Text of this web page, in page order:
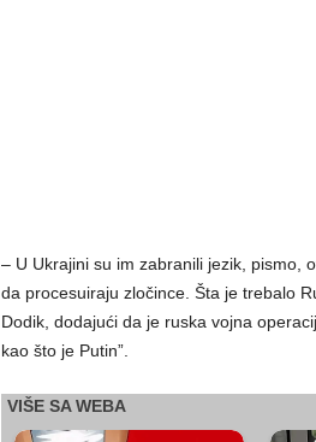
– U Ukrajini su im zabranili jezik, pismo,
da procesuiraju zločince. Šta je trebalo
Dodik, dodajući da je ruska vojna
kao što je Putin”.